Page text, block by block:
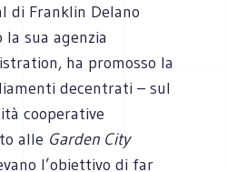
di Franklin Delano
sua agenzia
ha promosso la
decentrati – sul
cooperative
alle Garden City
l’obiettivo di far